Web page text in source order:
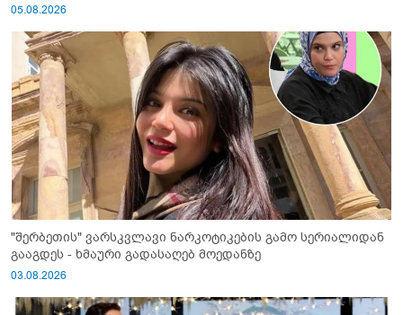
05.08.2026
"შერბეთის" ვარსკვლავი ნარკოტიკების გამო სერიალიდან
გააგდეს - ხმაური გადასაღებ მოედანზე
03.08.2026